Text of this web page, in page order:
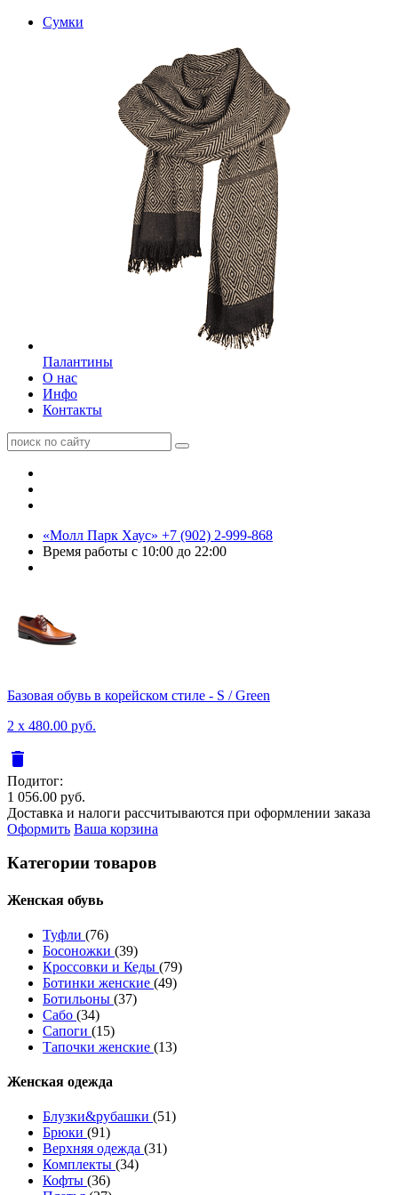
Сумки
Палантины
О нас
Инфо
Контакты
«Молл Парк Хаус» +7 (902) 2-999-868
Время работы с 10:00 до 22:00
Базовая обувь в корейском стиле - S / Green
2 x 480.00 руб.
delete
Подитог:
1 056.00 руб.
Доставка и налоги рассчитываются при оформлении заказа
Оформить Ваша корзина
Категории товаров
Женcкая обувь
Туфли (76)
Босоножки (39)
Кроссовки и Кеды (79)
Ботинки женские (49)
Ботильоны (37)
Сабо (34)
Сапоги (15)
Тапочки женские (13)
Женская одежда
Блузки&рубашки (51)
Брюки (91)
Верхняя одежда (31)
Комплекты (34)
Кофты (36)